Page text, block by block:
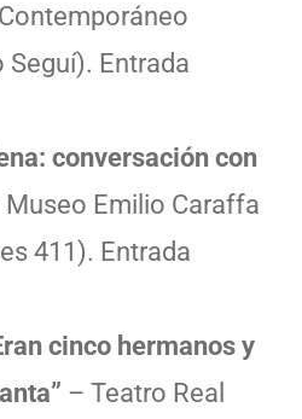
Entrada
conversación con
Museo Emilio Caraffa
411). Entrada
cinco hermanos y
– Teatro Real